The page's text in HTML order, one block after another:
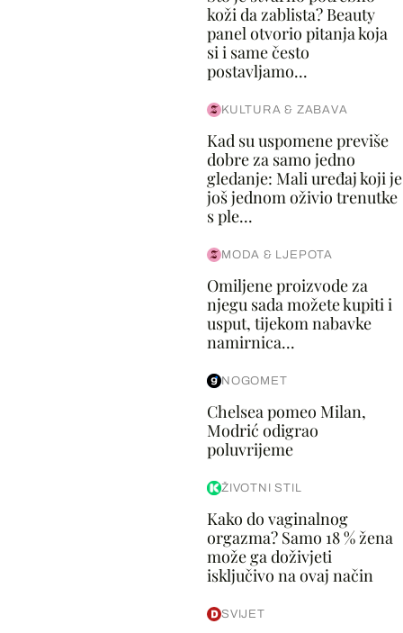
koži da zablista? Beauty
panel otvorio pitanja koja
si i same često
postavljamo...
KULTURA & ZABAVA
Kad su uspomene previše
dobre za samo jedno
gledanje: Mali uređaj koji je
još jednom oživio trenutke
s ple...
MODA & LJEPOTA
Omiljene proizvode za
njegu sada možete kupiti i
usput, tijekom nabavke
namirnica...
NOGOMET
Chelsea pomeo Milan,
Modrić odigrao
poluvrijeme
ŽIVOTNI STIL
Kako do vaginalnog
orgazma? Samo 18 % žena
može ga doživjeti
isključivo na ovaj način
SVIJET